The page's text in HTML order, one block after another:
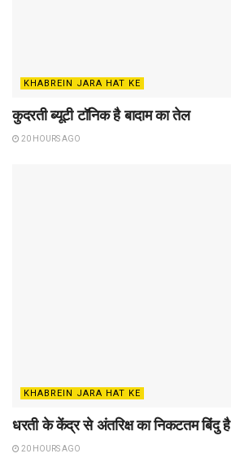
KHABREIN JARA HAT KE
कुदरती ब्यूटी टॉनिक है बादाम का तेल
20 HOURS AGO
KHABREIN JARA HAT KE
धरती के केंद्र से अंतरिक्ष का निकटतम बिंदु है
20 HOURS AGO